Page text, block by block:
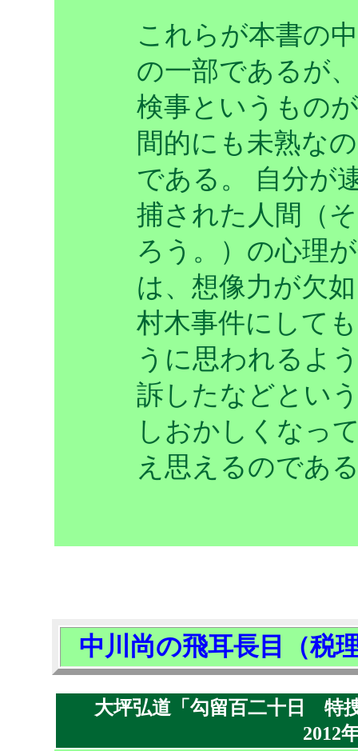
これらが本書の
の一部であるが
検事というもの
間的にも未熟な
である。 自分が
捕された人間（
ろう。）の心理
は、想像力が欠
村木事件にして
うに思われるよ
訴したなどとい
しおかしくなっ
え思えるのであ
中川尚の飛耳長目（税
大坪弘道「勾留百二十日 特
2012